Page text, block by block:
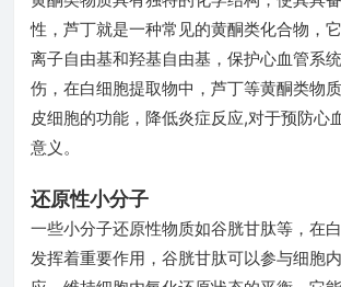
性，芦丁就是一种常见的黄酮类化合物，
离子自由基和羟基自由基，保护心血管系
伤，在白细胞提取物中，芦丁等黄酮类物
皮细胞的功能，降低炎症反应,对于预防心
意义。
还原性小分子
一些小分子还原性物质如谷胱甘肽等，在
发挥着重要作用，谷胱甘肽可以参与细胞